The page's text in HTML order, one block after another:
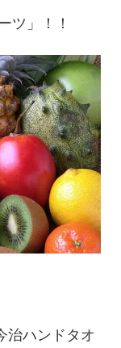
ツ」！！
治ハンドタオ